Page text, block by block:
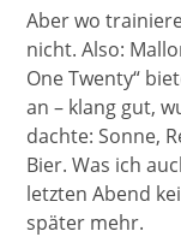
Aber wo
nicht. Also:
One Twenty“
an – klang gut,
dachte: Sonne,
Bier. Was ich
letzten Abend
später mehr.